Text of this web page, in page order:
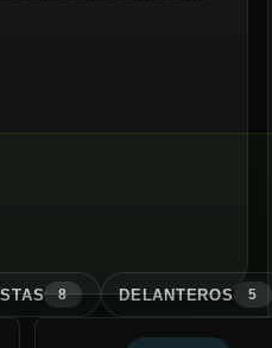
S 8 DELANTEROS 5